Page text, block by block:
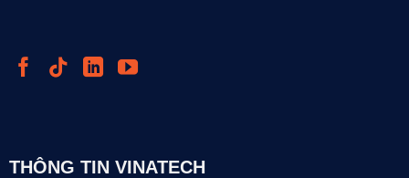
THÔNG TIN VINATECH